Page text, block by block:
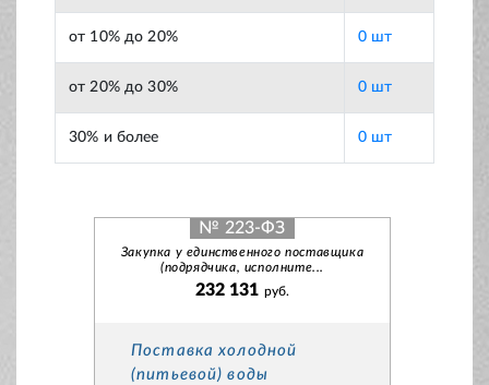
от 10% до 20% 0 шт
от 20% до 30% 0 шт
30% и более 0 шт
№ 223-ФЗ
Закупка у единственного поставщика
(подрядчика, исполните...
232 131 руб.
Поставка холодной
(питьевой) воды